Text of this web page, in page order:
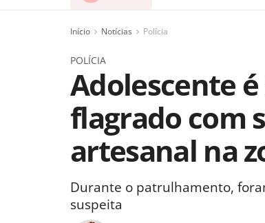
Início Notícias Polícia
POLÍCIA
Adolescente
flagrado com
artesanal na
Durante o patrulhamento,
suspeita